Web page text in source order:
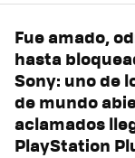
Fue amado,
hasta
Sony: uno de
de mundo
aclamados
PlayStation